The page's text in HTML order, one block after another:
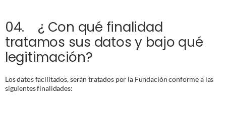
04.    ¿ Con qué finalidad
tratamos sus datos y bajo qué
legitimación?
Los datos facilitados, serán tratados por la Fundación conforme a las
siguientes finalidades: